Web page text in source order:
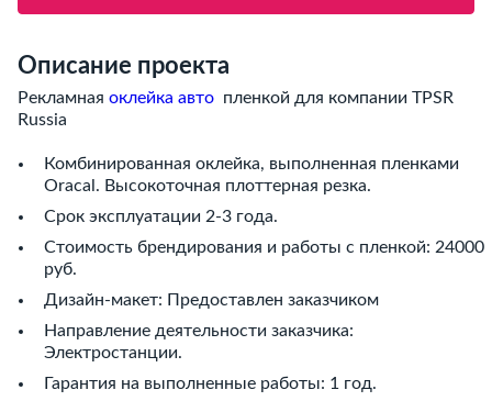
Описание проекта
Рекламная оклейка авто пленкой для компании TPSR
Russia
Комбинированная оклейка, выполненная пленками
Oracal. Высокоточная плоттерная резка.
Срок эксплуатации 2-3 года.
Стоимость брендирования и работы с пленкой: 24000
руб.
Дизайн-макет: Предоставлен заказчиком
Направление деятельности заказчика:
Электростанции.
Гарантия на выполненные работы: 1 год.